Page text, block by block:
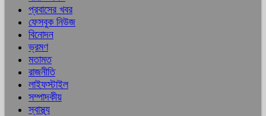
প্রবাসের খবর
ফেসবুক নিউজ
বিনোদন
ভ্রমণ
মতামত
রাজনীতি
লাইফস্টাইল
সম্পাদকীয়
স্বাস্থ্য